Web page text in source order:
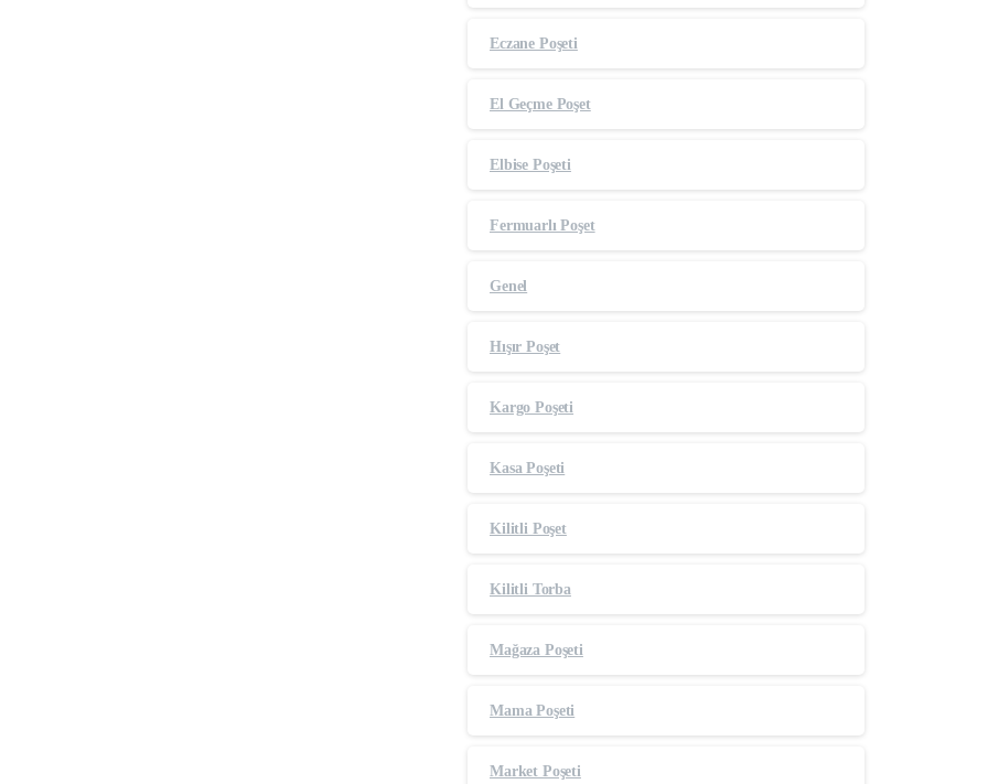
Eczane Poşeti
El Geçme Poşet
Elbise Poşeti
Fermuarlı Poşet
Genel
Hışır Poşet
Kargo Poşeti
Kasa Poşeti
Kilitli Poşet
Kilitli Torba
Mağaza Poşeti
Mama Poşeti
Market Poşeti